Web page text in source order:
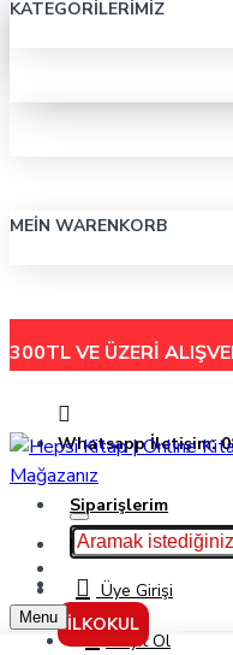
KATEGORILERIMIZ
MEIN WARENKORB
300TL VE ÜZERİ
Whatsapp İletişim:
Siparişlerim
Hakkımızda
İletişimÜye Girişi
Kayıt Ol
İLKOKUL
Menu